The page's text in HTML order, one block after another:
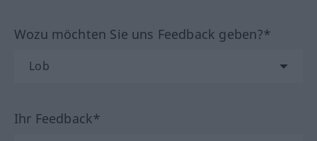
Wozu möchten Sie uns Feedback geben?*
Ihr Feedback*